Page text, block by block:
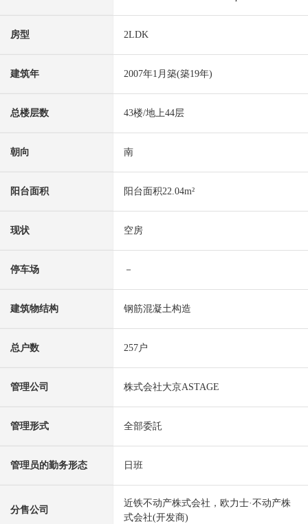
房型 2LDK
建筑年 2007年1月築(築19年)
总楼层数 43楼/地上44层
朝向 南
阳台面积 阳台面积22.04m²
现状 空房
停车场 －
建筑物结构 钢筋混凝土构造
总户数 257户
管理公司 株式会社大京ASTAGE
管理形式 全部委託
管理员的勤务形态 日班
分售公司
近铁不动产株式会社，欧力士·不动产株
式会社(开发商)